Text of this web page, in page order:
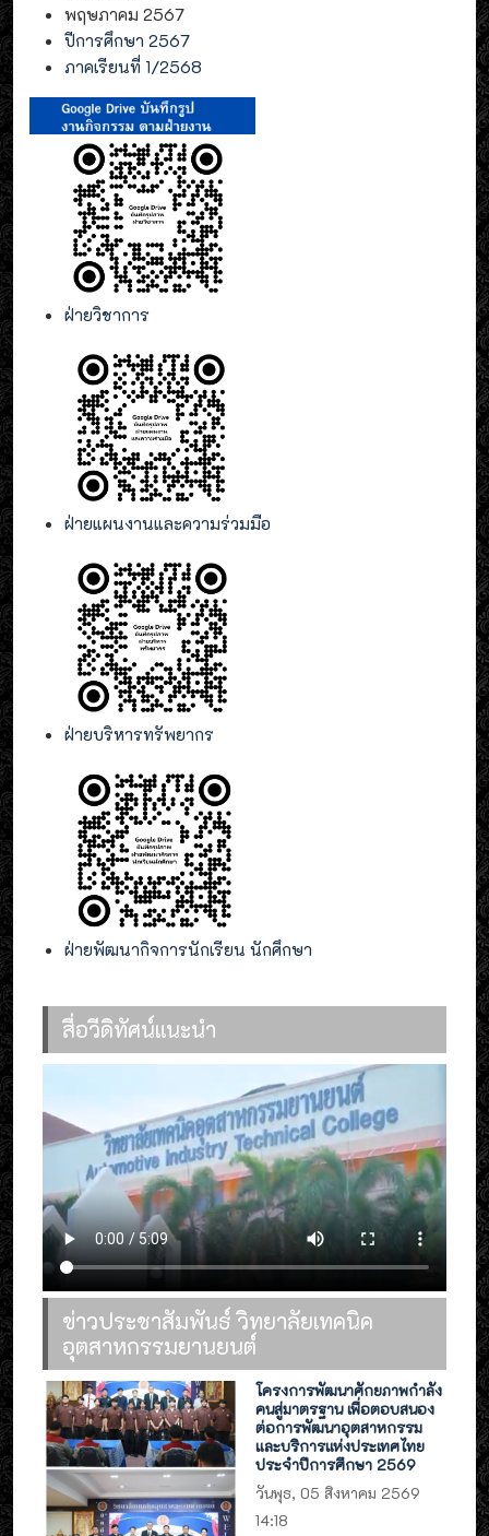
พฤษภาคม 2567
ปีการศึกษา 2567
ภาคเรียนที่ 1/2568
ฝ่ายวิชาการ
ฝ่ายแผนงานและความร่วมมือ
ฝ่ายบริหารทรัพยากร
ฝ่ายพัฒนากิจการนักเรียน นักศึกษา
สื่อวีดิทัศน์แนะนำ
ข่าวประชาสัมพันธ์ วิทยาลัยเทคนิค
อุตสาหกรรมยานยนต์
โครงการพัฒนาศักยภาพกำลัง
คนสู่มาตรฐาน เพื่อตอบสนอง
ต่อการพัฒนาอุตสาหกรรม
และบริการแห่งประเทศไทย
ประจำปีการศึกษา 2569
วันพุธ, 05 สิงหาคม 2569
14:18